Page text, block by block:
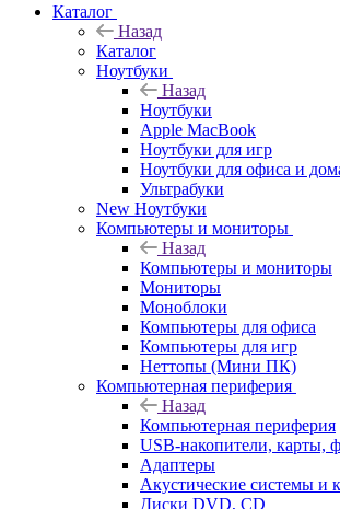
Каталог
Назад
Каталог
Ноутбуки
Назад
Ноутбуки
Apple MacBook
Ноутбуки для игр
Ноутбуки для офиса и
Ультрабуки
New Ноутбуки
Компьютеры и мониторы
Назад
Компьютеры и мониторы
Мониторы
Моноблоки
Компьютеры для офиса
Компьютеры для игр
Неттопы (Мини ПК)
Компьютерная периферия
Назад
Компьютерная периферия
USB-накопители, карты,
Адаптеры
Акустические системы и
Диски DVD, CD